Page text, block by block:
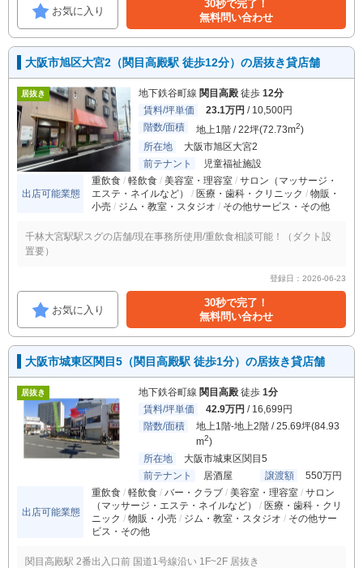
お気に入り
30秒で完了！
無料問い合わせ
大阪市旭区大宮2（関目高殿駅 徒歩12分）の居抜き貸店舗
居抜き 地下鉄谷町線 関目高殿 徒歩 12分
賃料/坪単価
23.1万円 / 10,500円
階数/面積
地上1階 / 22坪(72.73m2)
所在地
大阪市旭区大宮2
前テナント
児童福祉施設
出店可能業態
重飲食 軽飲食 美容室・理容室
サロン（マッサージ・
エステ・ネイルなど）
医療・歯科・クリニック
物販・
小売
ジム・教室・スタジオ その他サービス・その他
千林大宮駅駅スグの店舗/現在事務所使用/重飲食相談可能！（ダクト設
置要）
登録日：2026-06-23
お気に入り
30秒で完了！
無料問い合わせ
大阪市城東区関目5（関目高殿駅 徒歩1分）の居抜き貸店舗
居抜き 地下鉄谷町線 関目高殿 徒歩 1分
賃料/坪単価
42.9万円 / 16,699円
階数/面積
地上1階-地上2階 / 25.69坪(84.93
m2)
所在地
大阪市城東区関目5
前テナント
居酒屋 譲渡額 550万円
出店可能業態
重飲食 軽飲食 バー・クラブ 美容室・理容室
サロン
（マッサージ・エステ・ネイルなど）
医療・歯科・クリ
ニック
物販・小売 ジム・教室・スタジオ
その他サー
ビス・その他
関目高殿駅 2番出入口前 国道1号線沿い 1F~2F 居抜き